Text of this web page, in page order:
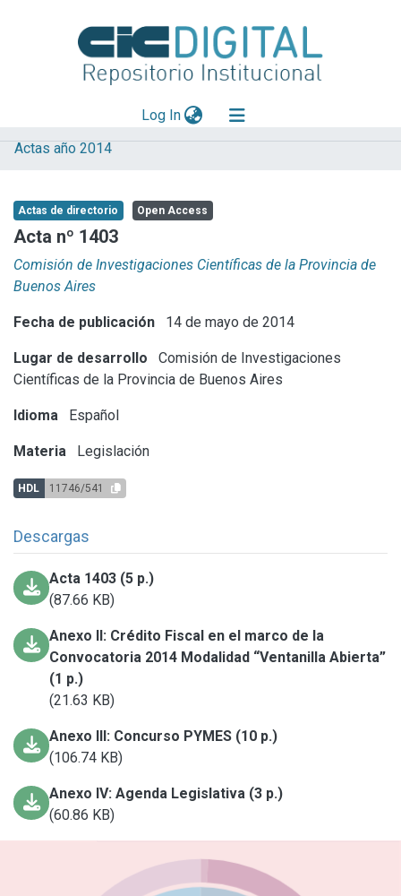
Log In(current)
Explorar
Aportar material
Statistics
Actas año 2014
Actas de directorio Open Access
Acta nº 1403
Comisión de Investigaciones Científicas de la Provincia de
Buenos Aires
Fecha de publicación 14 de mayo de 2014
Lugar de desarrollo
Comisión de Investigaciones
Científicas de la Provincia de Buenos Aires
Idioma Español
Materia Legislación
HDL 11746/541
Descargas
Acta 1403 (5 p.)
(87.66 KB)
Anexo II: Crédito Fiscal en el marco de la
Convocatoria 2014 Modalidad “Ventanilla Abierta”
(1 p.)
(21.63 KB)
Anexo III: Concurso PYMES (10 p.)
(106.74 KB)
Anexo IV: Agenda Legislativa (3 p.)
(60.86 KB)